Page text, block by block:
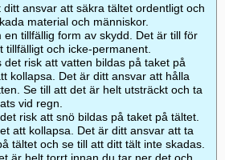
ansvar att säkra tältet ordentligt och
material och människor.
en tillfällig form av skydd. Det är till för
tillfälligt och icke-permanent.
det risk att vatten bildas på taket på
kollapsa. Det är ditt ansvar att hålla
Se till att det är helt utsträckt och ta
vid regn.
risk att snö bildas på taket på tältet.
att kollapsa. Det är ditt ansvar att ta
tältet och se till att ditt tält inte skadas.